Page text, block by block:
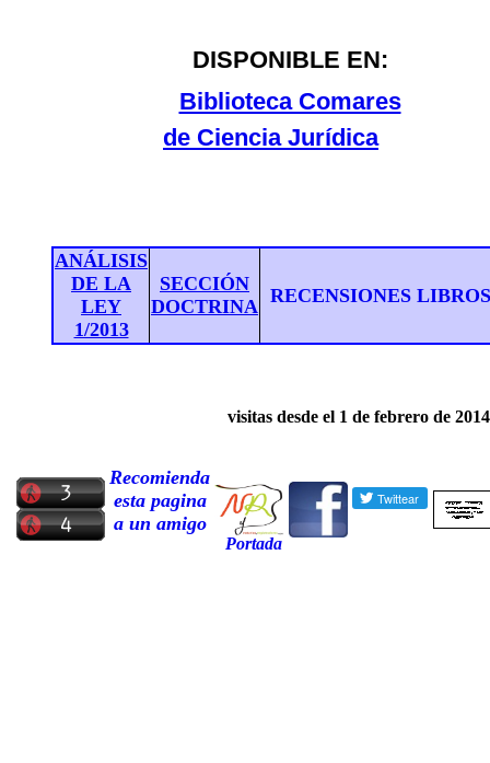
DISPONIBLE EN:
Biblioteca Comares
de Ciencia Jurídica
ANÁLISIS
DE LA
LEY
1/2013
SECCIÓN
DOCTRINA RECENSIONES LIBROS
visitas desde el 1 de febrero de 2014
Recomienda
esta pagina
a un amigo
Portada